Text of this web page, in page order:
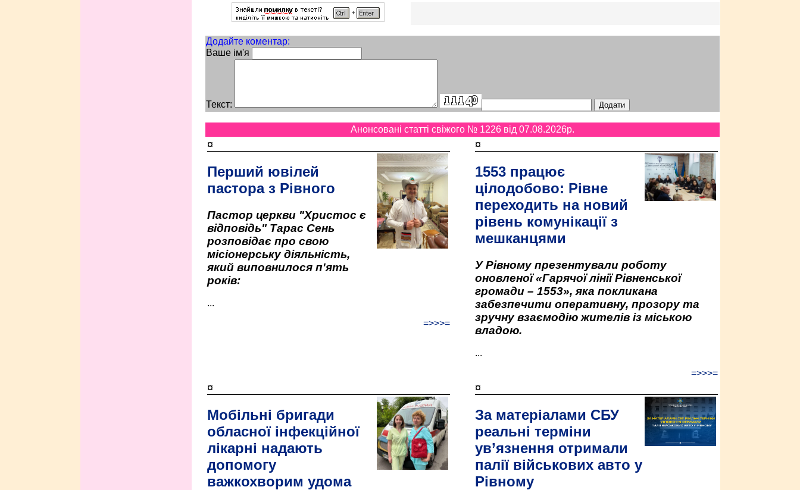
Додайте коментар:
Ваше ім'я
Текст:
Анонсовані статті свіжого № 1226 від 07.08.2026p.
¤
Перший ювілей
пастора з Рівного
Пастор церкви "Христос є
відповідь" Тарас Сень
розповідає про свою
місіонерську діяльність,
який виповнилося п'ять
років:
...
=>>>=
¤
1553 працює
цілодобово: Рівне
переходить на новий
рівень комунікації з
мешканцями
У Рівному презентували роботу
оновленої «Гарячої лінії Рівненської
громади – 1553», яка покликана
забезпечити оперативну, прозору та
зручну взаємодію жителів із міською
владою.
...
=>>>=
¤
Мобільні бригади
обласної інфекційної
лікарні надають
допомогу
важкохворим удома
¤
За матеріалами СБУ
реальні терміни
ув’язнення отримали
палії військових авто у
Рівному